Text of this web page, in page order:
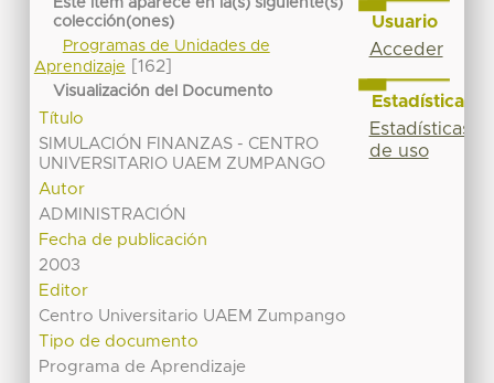
Este ítem aparece en la(s) siguiente(s)
colección(ones)
Programas de Unidades de
Aprendizaje
[162]
Visualización del Documento
Título
SIMULACIÓN FINANZAS - CENTRO
UNIVERSITARIO UAEM ZUMPANGO
Autor
ADMINISTRACIÓN
Fecha de publicación
2003
Editor
Centro Universitario UAEM Zumpango
Tipo de documento
Programa de Aprendizaje
Usuario
Acceder
Estadísticas
Estadísticas
de uso